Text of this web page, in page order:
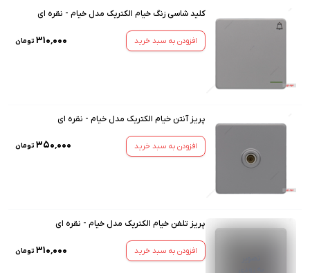
کلید شاسی زنگ خیام الکتریک مدل خیام - نقره ای
افزودن به سبد خرید ۳۱۰٬۰۰۰ تومان
پریز آنتن خیام الکتریک مدل خیام - نقره ای
افزودن به سبد خرید ۳۵۰٬۰۰۰ تومان
پریز تلفن خیام الکتریک مدل خیام - نقره ای
افزودن به سبد خرید ۳۱۰٬۰۰۰ تومان